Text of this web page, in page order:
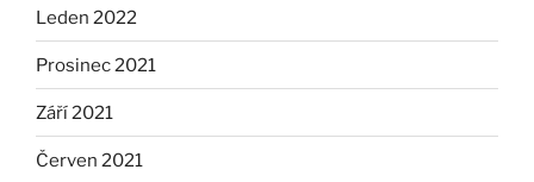
Leden 2022
Prosinec 2021
Září 2021
Červen 2021